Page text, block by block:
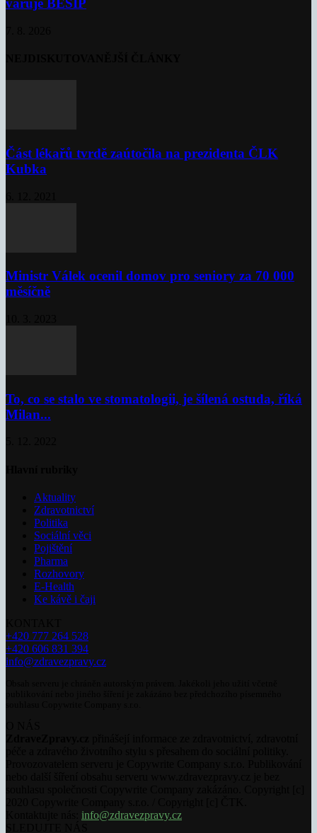
varuje BESIP
Část lékařů tvrdě zaútočila na prezidenta ČLK
Kubka
Ministr Válek ocenil domov pro seniory za 70 000
měsíčně
To, co se stalo ve stomatologii, je šílená ostuda, říká
Milan...
Aktuality
Zdravotnictví
Politika
Sociální věci
Pojištění
Pharma
Rozhovory
E-Health
Ke kávě i čaji
+420 777 264 528
+420 606 831 394
info@zdravezpravy.cz
info@zdravezpravy.cz